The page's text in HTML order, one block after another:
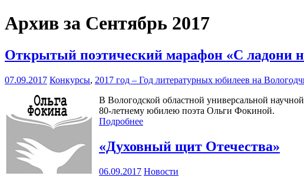
Архив за Сентябрь 2017
Открытый поэтический марафон «С ладони
07.09.2017 Конкурсы, 2017 год – Год литературных юбилеев на
В Вологодской областной универсальной
80-летнему юбилею поэта Ольги Фокиной.
Подробнее
«Духовный щит Отечества»
06.09.2017 Новости